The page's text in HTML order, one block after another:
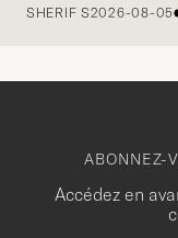
SHERIF S2026-08-05
ABONNEZ-
Accédez en